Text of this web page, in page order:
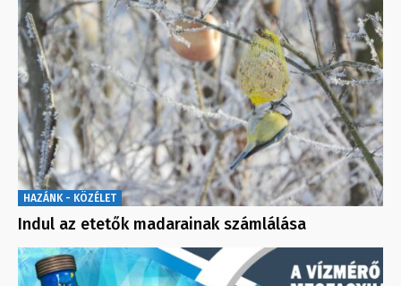
HAZÁNK - KÖZÉLET
Indul az etetők madarainak számlálása